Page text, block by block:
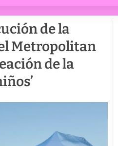
de la
Metropolitan
de la